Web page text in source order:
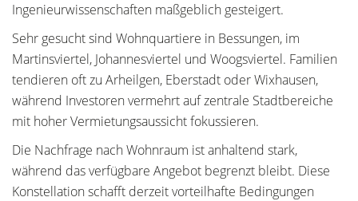
Ingenieurwissenschaften maßgeblich gesteigert.
Sehr gesucht sind Wohnquartiere in Bessungen, im
Martinsviertel, Johannesviertel und Woogsviertel. Familien
tendieren oft zu Arheilgen, Eberstadt oder Wixhausen,
während Investoren vermehrt auf zentrale Stadtbereiche
mit hoher Vermietungsaussicht fokussieren.
Die Nachfrage nach Wohnraum ist anhaltend stark,
während das verfügbare Angebot begrenzt bleibt. Diese
Konstellation schafft derzeit vorteilhafte Bedingungen